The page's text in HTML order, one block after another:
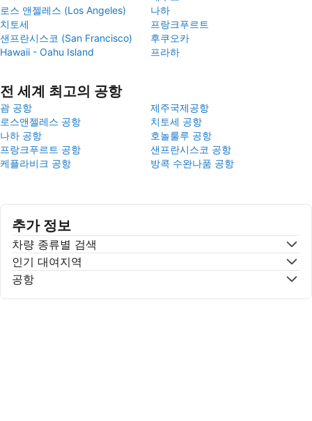
로스 앤젤레스 (Los Angeles)
나하
치토세
프랑크푸르트
샌프란시스코 (San Francisco)
후쿠오카
Hawaii - Oahu Island
프라하
전 세계 최고의 공항
괌 공항
제주국제공항
로스앤젤레스 공항
치토세 공항
나하 공항
호놀룰루 공항
프랑크푸르트 공항
샌프란시스코 공항
케플라비크 공항
방콕 수완나품 공항
추가 정보
차량 종류별 검색
인기 대여지역
공항